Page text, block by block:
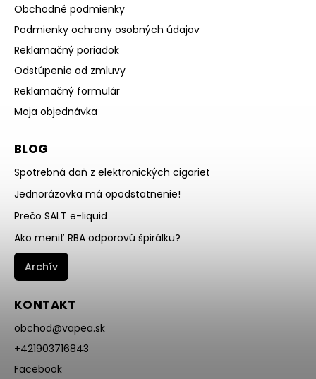
Obchodné podmienky
Podmienky ochrany osobných údajov
Reklamačný poriadok
Odstúpenie od zmluvy
Reklamačný formulár
Moja objednávka
BLOG
Spotrebná daň z elektronických cigariet
Jednorázovka má opodstatnenie!
Prečo SALT e-liquid
Ako meniť RBA odporovú špirálku?
Archív
KONTAKT
obchod@vapea.sk
+421903716843
Facebook